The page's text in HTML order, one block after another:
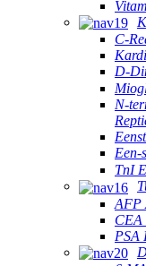
C-
D-
N-
Een-
TnI
AFP
CEA
PSA